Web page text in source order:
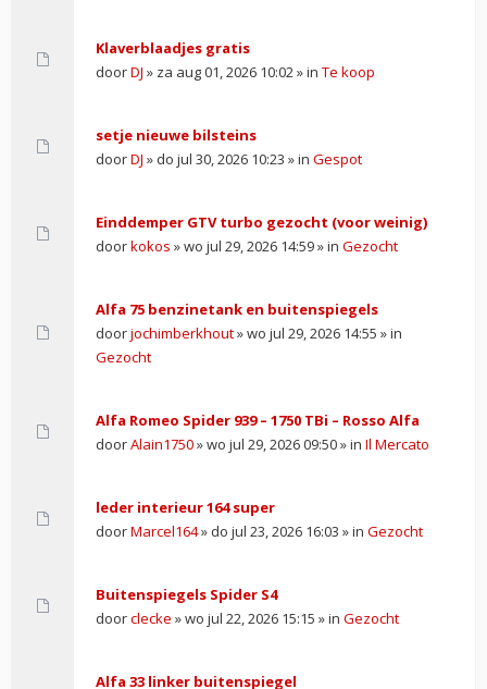
Klaverblaadjes gratis
doorDJ » za aug 01, 2026 10:02 » in Te koop
setje nieuwe bilsteins
doorDJ » do jul 30, 2026 10:23 » in Gespot
Einddemper GTV turbo gezocht (voor weinig)
doorkokos » wo jul 29, 2026 14:59 » in Gezocht
Alfa 75 benzinetank en buitenspiegels
doorjochimberkhout» wo jul 29, 2026 14:55 » in
Gezocht
Alfa Romeo Spider 939 – 1750 TBi – Rosso Alfa
doorAlain1750» wo jul 29, 2026 09:50 » in Il Mercato
leder interieur 164 super
doorMarcel164» do jul 23, 2026 16:03 » in Gezocht
Buitenspiegels Spider S4
doorclecke » wo jul 22, 2026 15:15 » in Gezocht
Alfa 33 linker buitenspiegel